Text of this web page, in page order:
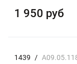
1 950 руб
1439 /